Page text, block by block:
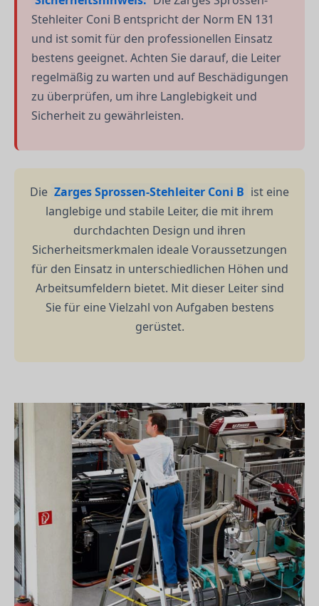
Stehleiter Coni B entspricht der Norm EN 131
und ist somit für den professionellen Einsatz
bestens geeignet. Achten Sie darauf, die Leiter
regelmäßig zu warten und auf Beschädigungen
zu überprüfen, um ihre Langlebigkeit und
Sicherheit zu gewährleisten.
Die Zarges Sprossen-Stehleiter Coni B ist eine
langlebige und stabile Leiter, die mit ihrem
durchdachten Design und ihren
Sicherheitsmerkmalen ideale Voraussetzungen
für den Einsatz in unterschiedlichen Höhen und
Arbeitsumfeldern bietet. Mit dieser Leiter sind
Sie für eine Vielzahl von Aufgaben bestens
gerüstet.